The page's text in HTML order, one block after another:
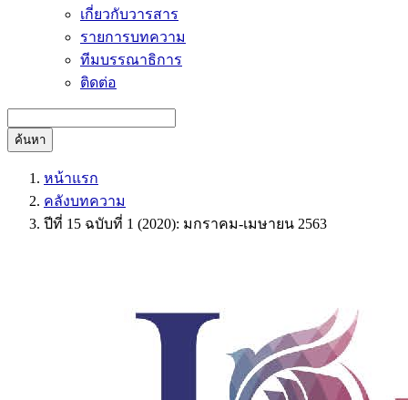
เกี่ยวกับวารสาร
รายการบทความ
ทีมบรรณาธิการ
ติดต่อ
ค้นหา
หน้าแรก
คลังบทความ
ปีที่ 15 ฉบับที่ 1 (2020): มกราคม-เมษายน 2563